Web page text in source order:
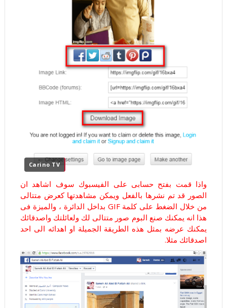
Carino TV
واذا قمت بفتح حسابى على الفيسبوك سوف اشاهد ان
الصور قد تم نشرها بالفعل ويمكن مشاهدتها كعرض متتالى
من خلال الضغط على كلمة GIF بداخل الدائرة ، والميزة فى
هذا انه يمكنك صنع البوم صور متتالى لك ولعائلتك واصدقائك
يمكنك عرضه بمثل هذه الطريقة الجميلة او اهدائه الى احد
اصدقائك مثلا.